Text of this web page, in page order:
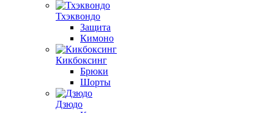
Тхэквондо
Защита
Кимоно
Кикбоксинг
Брюки
Шорты
Дзюдо